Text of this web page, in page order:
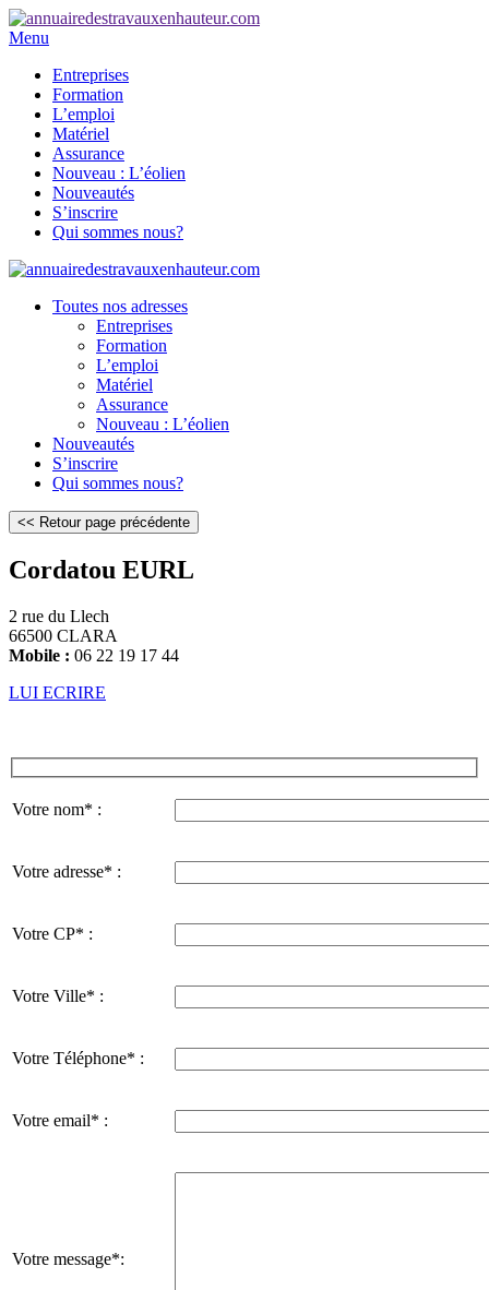
Menu
Entreprises
Formation
L’emploi
Matériel
Assurance
Nouveau : L’éolien
Nouveautés
S’inscrire
Qui sommes nous?
Toutes nos adresses
Entreprises
Formation
L’emploi
Matériel
Assurance
Nouveau : L’éolien
Nouveautés
S’inscrire
Qui sommes nous?
Cordatou EURL
2 rue du Llech
66500 CLARA
Mobile : 06 22 19 17 44
LUI ECRIRE
Votre nom* :
Votre adresse* :
Votre CP* :
Votre Ville* :
Votre Téléphone* :
Votre email* :
Votre message*: